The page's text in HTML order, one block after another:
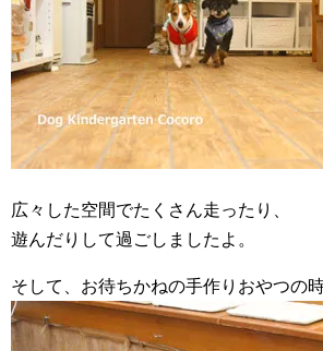
広々した空間でたくさん走ったり、
遊んだりして過ごしましたよ。
そして、お待ちかねの手作りおやつの時